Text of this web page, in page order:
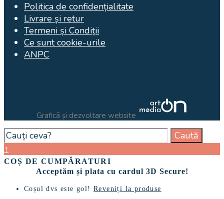
Politica de confidențialitate
Livrare și retur
Termeni și Condiții
Ce sunt cookie-urile
ANPC
Graficã și dezvoltare website
Search
for:
Caută
Close
Search
Window
↑
COȘ DE CUMPĂRATURI
Acceptăm și plata cu cardul 3D Secure!
Coșul dvs este gol!Reveniți la produse